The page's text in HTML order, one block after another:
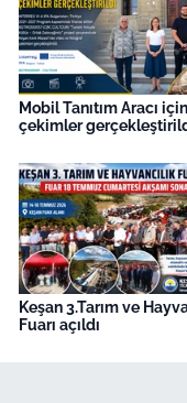
Mobil Tanıtım Aracı için
çekimler
Keşan 3.Tarım ve
Fuarı açıldı